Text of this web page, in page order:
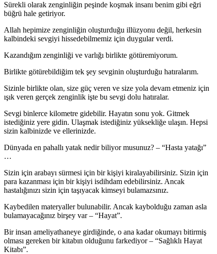
Sürekli olarak zenginliğin peşinde koşmak insanı benim gibi eğri
büğrü hale getiriyor.
Allah hepimize zenginliğin oluşturduğu illüzyonu değil, herkesin
kalbindeki sevgiyi hissedebilmemiz için duygular verdi.
Kazandığım zenginliği ve varlığı birlikte götüremiyorum.
Birlikte götürebildiğim tek şey sevginin oluşturduğu hatıralarım.
Sizinle birlikte olan, size güç veren ve size yola devam etmeniz için
ışık veren gerçek zenginlik işte bu sevgi dolu hatıralar.
Sevgi binlerce kilometre gidebilir. Hayatın sonu yok. Gitmek
istediğiniz yere gidin. Ulaşmak istediğiniz yüksekliğe ulaşın. Hepsi
sizin kalbinizde ve ellerinizde.
Dünyada en pahallı yatak nedir biliyor musunuz? – “Hasta yatağı”
…
Sizin için arabayı sürmesi için bir kişiyi kiralayabilirsiniz. Sizin için
para kazanması için bir kişiyi isdihdam edebilirsiniz. Ancak
hastalığınızı sizin için taşıyacak kimseyi bulamazsınız.
Kaybedilen materyaller bulunabilir. Ancak kaybolduğu zaman asla
bulamayacağınız birşey var – “Hayat”.
Bir insan ameliyathaneye girdiğinde, o ana kadar okumayı bitirmiş
olması gereken bir kitabın olduğunu farkediyor – “Sağlıklı Hayat
Kitabı”.